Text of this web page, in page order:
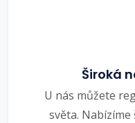
Široká
U nás můžete
světa.